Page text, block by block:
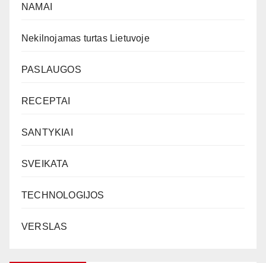
NAMAI
Nekilnojamas turtas Lietuvoje
PASLAUGOS
RECEPTAI
SANTYKIAI
SVEIKATA
TECHNOLOGIJOS
VERSLAS